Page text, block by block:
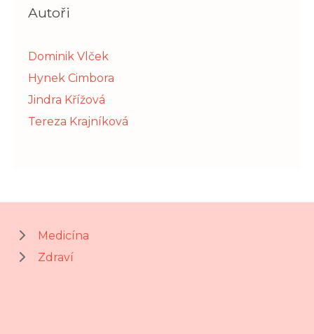
Autoři
Dominik Vlček
Hynek Cimbora
Jindra Křížová
Tereza Krajníková
Medicína
Zdraví